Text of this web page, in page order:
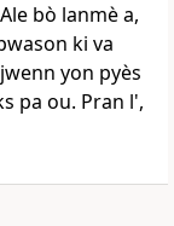
bò lanmè a,
ki va
yon pyès
pa ou. Pran l',